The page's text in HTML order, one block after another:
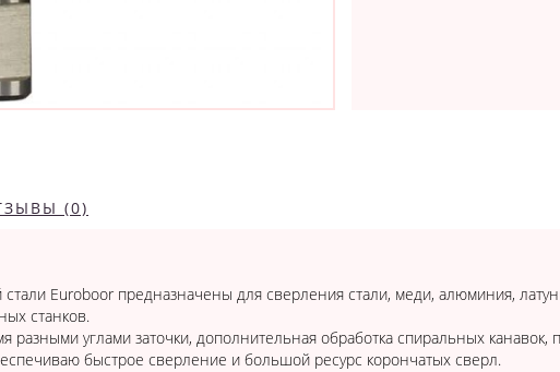
(0)
Euroboor предназначены для сверления стали, меди, алюминия,
станков.
разными углами заточки, дополнительная обработка спиральных
быстрое сверление и большой ресурс корончатых сверл.